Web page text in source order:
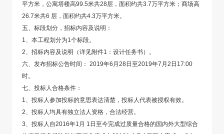
平方米，公寓塔楼高99.5米共28层，面积约共3.7万平方米；商场高
26.7米共6 层，面积约共4.3万平方米。
五、标段划分，招标内容及说明：
1、本工程划分为1个标段。
2、招标内容及说明（详见附件1：设计任务书）。
六、发布招标公告时间： 2019年6月28日至2019年7月2日17:00
时。
七、投标人合格条件：
1、投标人参加投标的意思表达清楚，投标人代表被授权有效。
2、投标人均具有独立法人资格，合法经营。
3、投标人自2016年1月 1日至今完成过质量合格的国内外大型综合